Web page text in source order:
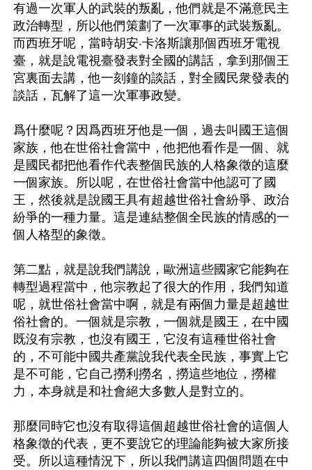
有過一次軍人的武裝的叛亂，他們就是不滿意民主
政治轉型，所以他們策劃了一次軍事的武裝叛亂。
而西班牙呢，當時胡安‧卡洛斯讓那個西班牙電視
臺，就是說電視臺發表對全國的講話，拿到那個王
宮裏面去講，他一刻鐘的談話，對全國民衆發表的
談話，瓦解了這一次軍事政變。
爲什麼呢？因爲西班牙他是一個，過去叫國王這個
家族，他在世俗社會當中，他把他看作是一個、就
是國民都把他看作代表整個民族的人格象徵的這麼
一個家族。所以呢，在世俗社會當中他認可了國
王，然後就是說國王具有超越世俗社會紛爭、政治
紛爭的一種力量。這是連結整個全民族的情感的一
個人格型的象徵。
第二點，就是說我們講說，歐洲這些國家它能夠在
轉型過程當中，他宗教起了很大的作用，我們知道
呢，就世俗社會當中啊，就是有兩個力量是超越世
俗社會的。一個就是宗教，一個就是國王，在中國
既沒有宗教，也沒有國王，它沒有這種世俗社會
的，不可能中國共產黨說我代表全民族，事實上它
是不可能，它自己撈利撈名，撈這些地位，撈權
力，本身就是和社會絕大多數人是對立的。
那麼同時它也沒有取得這個超越世俗社會的這個人
格象徵的代表，更不要說它的理論能夠被大家所接
受。所以這種情況下，所以我們講這四個問題在中